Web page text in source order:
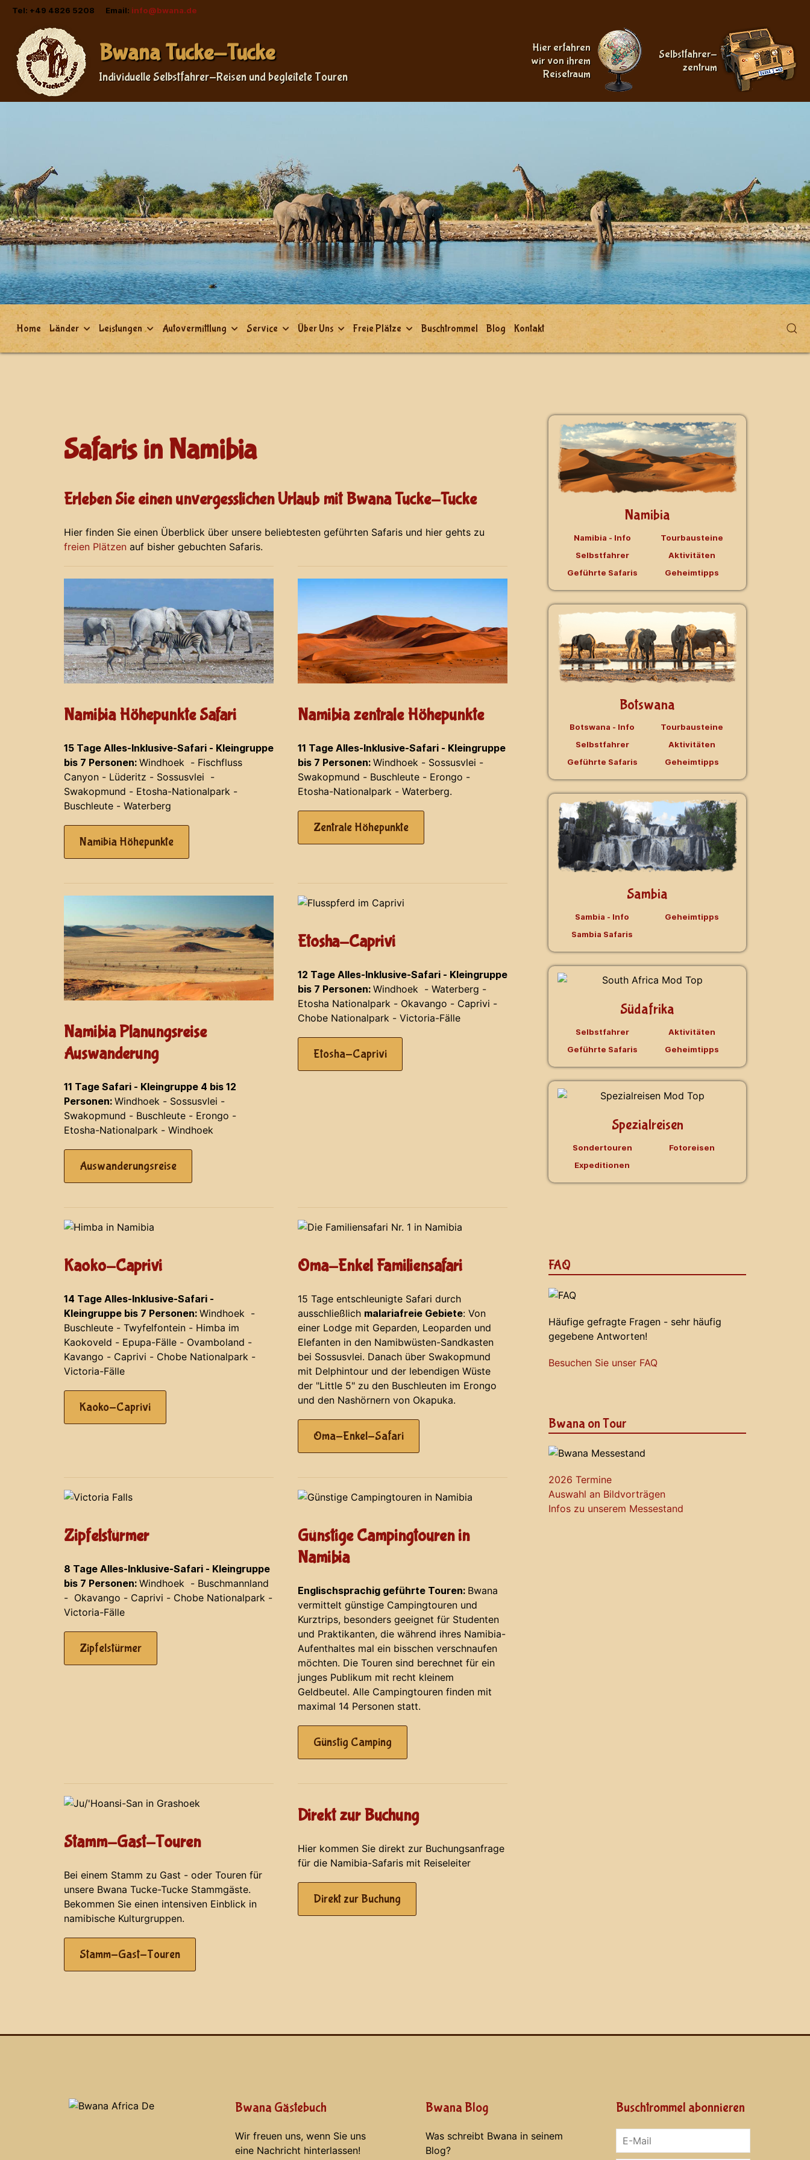
Tel: +49 4826 5208 Email: info@bwana.de
Bwana Tucke-Tucke
Individuelle Selbstfahrer-Reisen und begleitete Touren
Hier erfahren
wir von ihrem
Reisetraum
Selbstfahrer-
zentrum
Home Länder Leistungen Autovermittlung Service Über Uns Freie Plätze Buschtrommel Blog Kontakt
Safaris in Namibia
Erleben Sie einen unvergesslichen Urlaub mit Bwana Tucke-Tucke
Hier finden Sie einen Überblick über unsere beliebtesten geführten Safaris und hier gehts zu
freien Plätzen auf bisher gebuchten Safaris.
Namibia Höhepunkte Safari
15 Tage Alles-Inklusive-Safari - Kleingruppe
bis 7 Personen: Windhoek - Fischfluss
Canyon - Lüderitz - Sossusvlei -
Swakopmund - Etosha-Nationalpark -
Buschleute - Waterberg
Namibia Höhepunkte
Namibia zentrale Höhepunkte
11 Tage Alles-Inklusive-Safari - Kleingruppe
bis 7 Personen: Windhoek - Sossusvlei -
Swakopmund - Buschleute - Erongo -
Etosha-Nationalpark - Waterberg.
Zentrale Höhepunkte
Namibia Planungsreise
Auswanderung
11 Tage Safari - Kleingruppe 4 bis 12
Personen: Windhoek - Sossusvlei -
Swakopmund - Buschleute - Erongo -
Etosha-Nationalpark - Windhoek
Auswanderungsreise
Etosha-Caprivi
12 Tage Alles-Inklusive-Safari - Kleingruppe
bis 7 Personen: Windhoek - Waterberg -
Etosha Nationalpark - Okavango - Caprivi -
Chobe Nationalpark - Victoria-Fälle
Etosha-Caprivi
Kaoko-Caprivi
14 Tage Alles-Inklusive-Safari -
Kleingruppe bis 7 Personen: Windhoek -
Buschleute - Twyfelfontein - Himba im
Kaokoveld - Epupa-Fälle - Ovamboland -
Kavango - Caprivi - Chobe Nationalpark -
Victoria-Fälle
Kaoko-Caprivi
Oma-Enkel Familiensafari
15 Tage entschleunigte Safari durch
ausschließlich malariafreie Gebiete: Von
einer Lodge mit Geparden, Leoparden und
Elefanten in den Namibwüsten-Sandkasten
bei Sossusvlei. Danach über Swakopmund
mit Delphintour und der lebendigen Wüste
der "Little 5" zu den Buschleuten im Erongo
und den Nashörnern von Okapuka.
Oma-Enkel-Safari
Zipfelstürmer
8 Tage Alles-Inklusive-Safari - Kleingruppe
bis 7 Personen: Windhoek - Buschmannland
- Okavango - Caprivi - Chobe Nationalpark -
Victoria-Fälle
Zipfelstürmer
Günstige Campingtouren in
Namibia
Englischsprachig geführte Touren: Bwana
vermittelt günstige Campingtouren und
Kurztrips, besonders geeignet für Studenten
und Praktikanten, die während ihres Namibia-
Aufenthaltes mal ein bisschen verschnaufen
möchten. Die Touren sind berechnet für ein
junges Publikum mit recht kleinem
Geldbeutel. Alle Campingtouren finden mit
maximal 14 Personen statt.
Günstig Camping
Stamm-Gast-Touren
Bei einem Stamm zu Gast - oder Touren für
unsere Bwana Tucke-Tucke Stammgäste.
Bekommen Sie einen intensiven Einblick in
namibische Kulturgruppen.
Stamm-Gast-Touren
Direkt zur Buchung
Hier kommen Sie direkt zur Buchungsanfrage
für die Namibia-Safaris mit Reiseleiter
Direkt zur Buchung
Namibia
Namibia - Info
Selbstfahrer
Geführte Safaris
Tourbausteine
Aktivitäten
Geheimtipps
Botswana
Botswana - Info
Selbstfahrer
Geführte Safaris
Tourbausteine
Aktivitäten
Geheimtipps
Sambia
Sambia - Info
Sambia Safaris
Geheimtipps
Südafrika
Selbstfahrer
Geführte Safaris
Aktivitäten
Geheimtipps
Spezialreisen
Sondertouren
Expeditionen
Fotoreisen
FAQ
Häufige gefragte Fragen - sehr häufig
gegebene Antworten!
Besuchen Sie unser FAQ
Bwana on Tour
2026 Termine
Auswahl an Bildvorträgen
Infos zu unserem Messestand
Bwana Gästebuch
Wir freuen uns, wenn Sie uns
eine Nachricht hinterlassen!
Bwana Blog
Was schreibt Bwana in seinem
Blog?
Buschtrommel abonnieren